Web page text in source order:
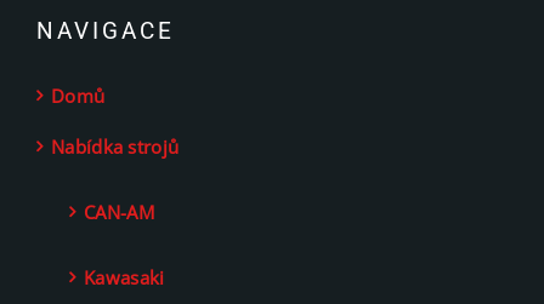
NAVIGACE
Domů
Nabídka strojů
CAN-AM
Kawasaki